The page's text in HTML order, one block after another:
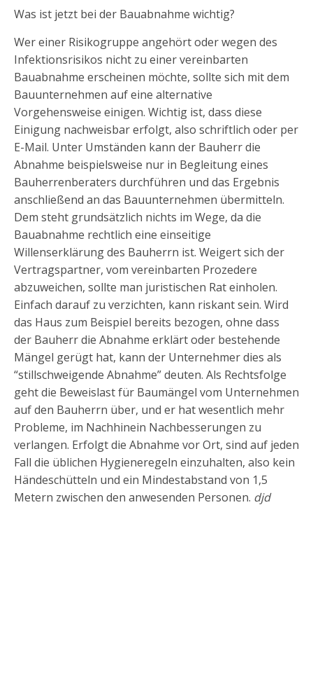
Was ist jetzt bei der Bauabnahme wichtig?
Wer einer Risikogruppe angehört oder wegen des
Infektionsrisikos nicht zu einer vereinbarten
Bauabnahme erscheinen möchte, sollte sich mit dem
Bauunternehmen auf eine alternative
Vorgehensweise einigen. Wichtig ist, dass diese
Einigung nachweisbar erfolgt, also schriftlich oder per
E-Mail. Unter Umständen kann der Bauherr die
Abnahme beispielsweise nur in Begleitung eines
Bauherrenberaters durchführen und das Ergebnis
anschließend an das Bauunternehmen übermitteln.
Dem steht grundsätzlich nichts im Wege, da die
Bauabnahme rechtlich eine einseitige
Willenserklärung des Bauherrn ist. Weigert sich der
Vertragspartner, vom vereinbarten Prozedere
abzuweichen, sollte man juristischen Rat einholen.
Einfach darauf zu verzichten, kann riskant sein. Wird
das Haus zum Beispiel bereits bezogen, ohne dass
der Bauherr die Abnahme erklärt oder bestehende
Mängel gerügt hat, kann der Unternehmer dies als
“stillschweigende Abnahme” deuten. Als Rechtsfolge
geht die Beweislast für Baumängel vom Unternehmen
auf den Bauherrn über, und er hat wesentlich mehr
Probleme, im Nachhinein Nachbesserungen zu
verlangen. Erfolgt die Abnahme vor Ort, sind auf jeden
Fall die üblichen Hygieneregeln einzuhalten, also kein
Händeschütteln und ein Mindestabstand von 1,5
Metern zwischen den anwesenden Personen. djd